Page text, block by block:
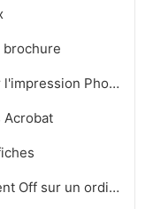
brochure
Comment centrer une image pour l'impression Photoshop CS
Acrobat
Comment transformer l' écrasement Off sur un ordinateur portable